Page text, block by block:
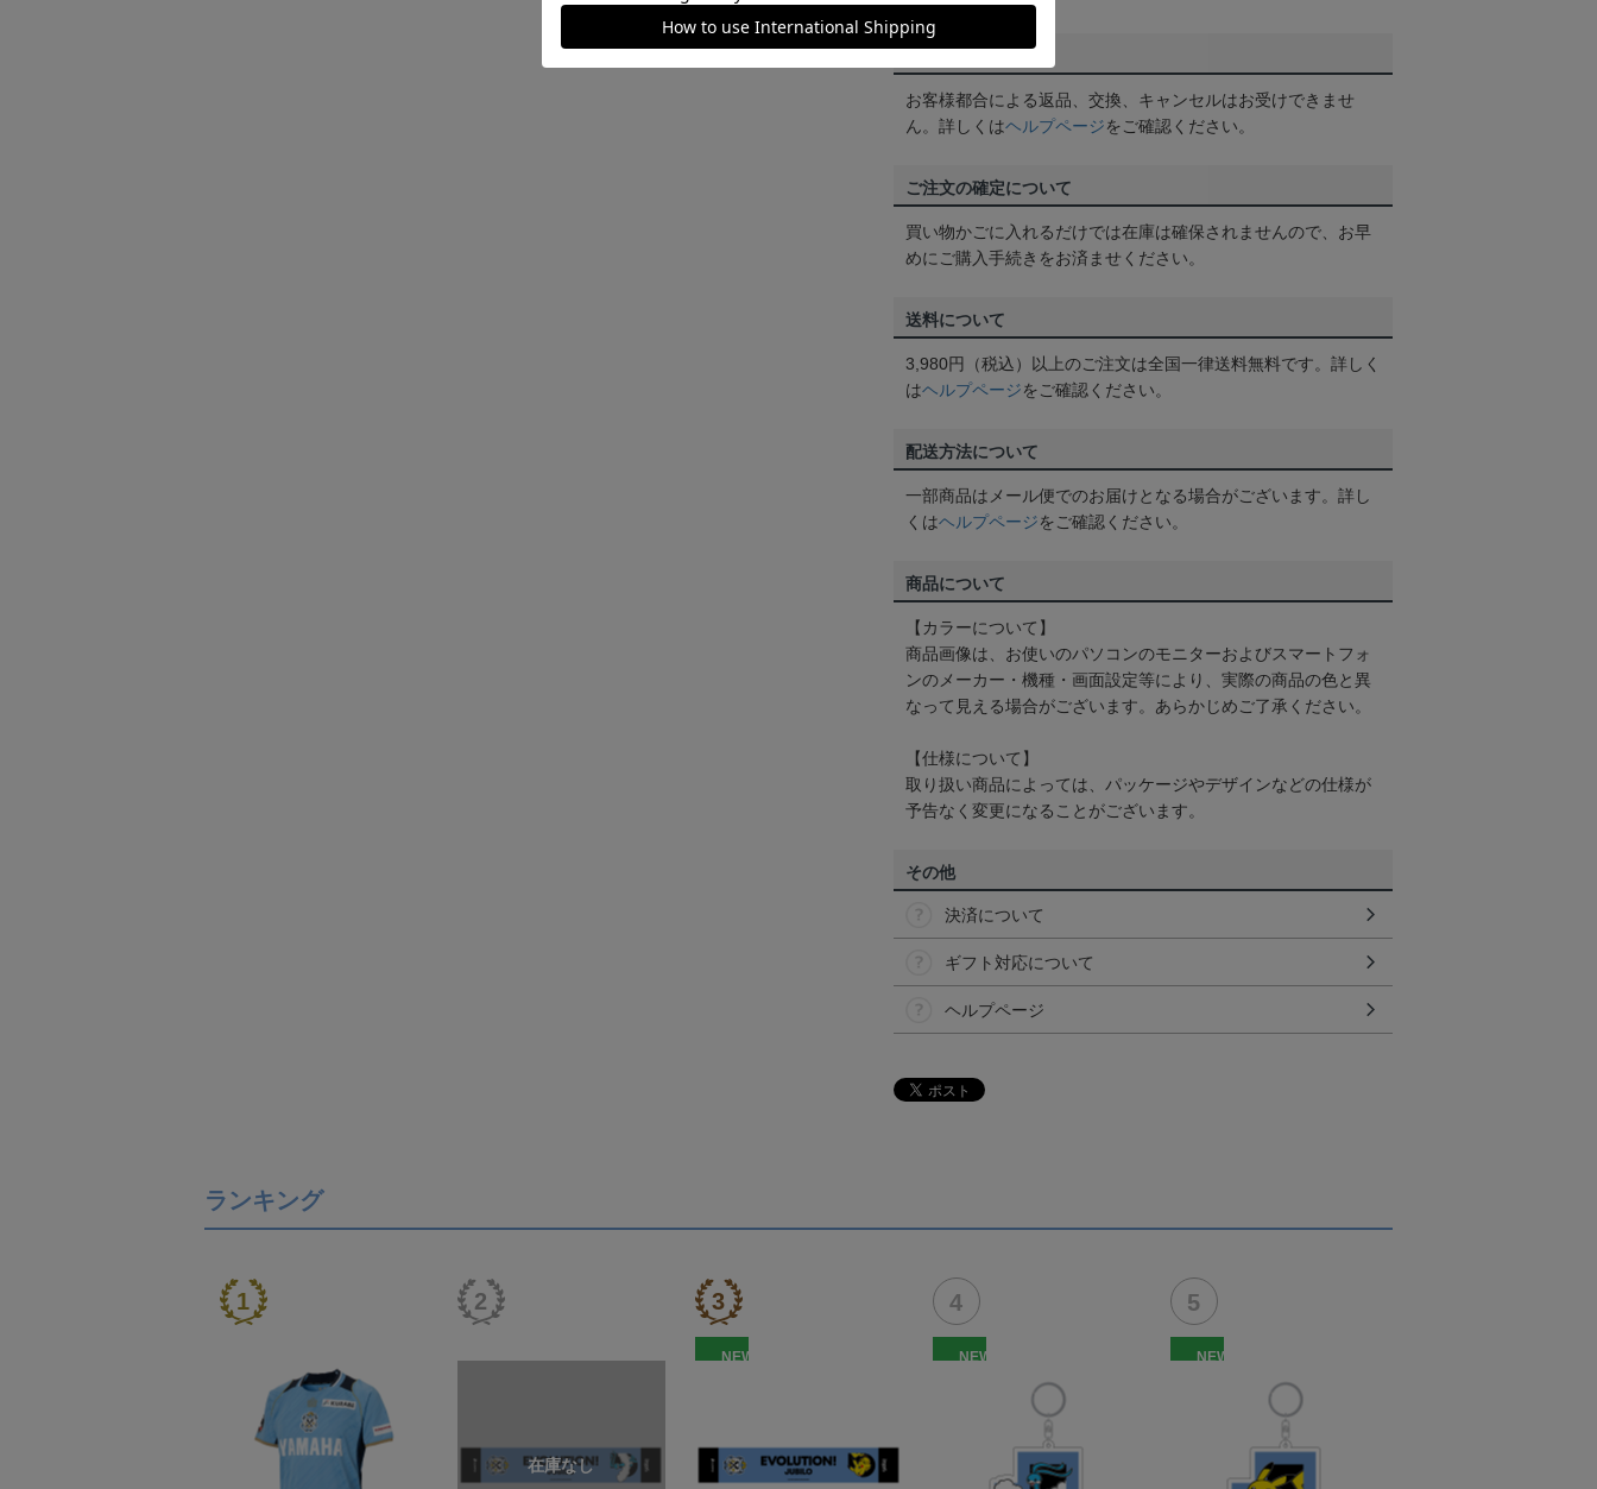
お客様都合による返品、交換、キャンセルはお受けできませ
ん。詳しくはヘルプページをご確認ください。
ご注文の確定について
買い物かごに入れるだけでは在庫は確保されませんので、お早
めにご購入手続きをお済ませください。
送料について
3,980円（税込）以上のご注文は全国一律送料無料です。詳しく
はヘルプページをご確認ください。
配送方法について
一部商品はメール便でのお届けとなる場合がございます。詳し
くはヘルプページをご確認ください。
商品について
【カラーについて】
商品画像は、お使いのパソコンのモニターおよびスマートフォ
ンのメーカー・機種・画面設定等により、実際の商品の色と異
なって見える場合がございます。あらかじめご了承ください。
【仕様について】
取り扱い商品によっては、パッケージやデザインなどの仕様が
予告なく変更になることがございます。
その他
決済について
ギフト対応について
ヘルプページ
ランキング
NEW NEW NEW